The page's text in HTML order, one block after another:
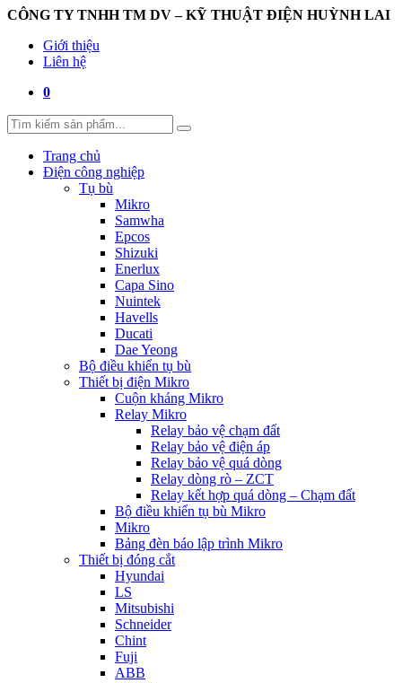
CÔNG TY TNHH TM DV – KỸ THUẬT ĐIỆN HUỲNH LAI
Giới thiệu
Liên hệ
0
Trang chủ
Điện công nghiệp
Tụ bù
Mikro
Samwha
Epcos
Shizuki
Enerlux
Capa Sino
Nuintek
Havells
Ducati
Dae Yeong
Bộ điều khiển tụ bù
Thiết bị điện Mikro
Cuộn kháng Mikro
Relay Mikro
Relay bảo vệ chạm đất
Relay bảo vệ điện áp
Relay bảo vệ quá dòng
Relay dòng rò – ZCT
Relay kết hợp quá dòng – Chạm đất
Bộ điều khiển tụ bù Mikro
Mikro
Bảng đèn báo lập trình Mikro
Thiết bị đóng cắt
Hyundai
LS
Mitsubishi
Schneider
Chint
Fuji
ABB